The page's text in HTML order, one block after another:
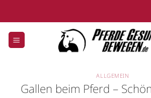
springen
ALLGEMEIN
Gallen beim Pferd –